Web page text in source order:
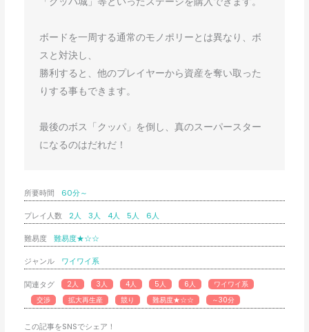
「クッパ城」等といったステージを購入できます。
ボードを一周する通常のモノポリーとは異なり、ボ
スと対決し、
勝利すると、他のプレイヤーから資産を奪い取った
りする事もできます。
最後のボス「クッパ」を倒し、真のスーパースター
所要時間 60分～
プレイ人数 2人 3人 4人 5人 6人
難易度 難易度★☆☆
ジャンル ワイワイ系
関連タグ 2人 3人 4人 5人 6人
ワイワイ系
交渉
拡大再生産 競り 難易度★☆☆ ～30分
この記事をSNSでシェア！